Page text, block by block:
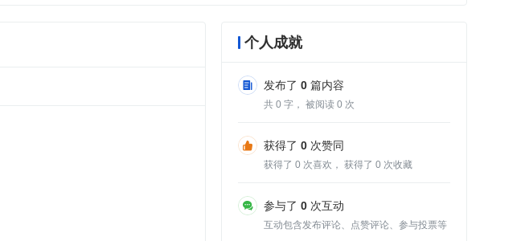
个人成就
发布了 0 篇内容
共 0 字， 被阅读 0 次
获得了 0 次赞同
获得了 0 次喜欢， 获得了 0 次收藏
参与了 0 次互动
互动包含发布评论、点赞评论、参与投票等